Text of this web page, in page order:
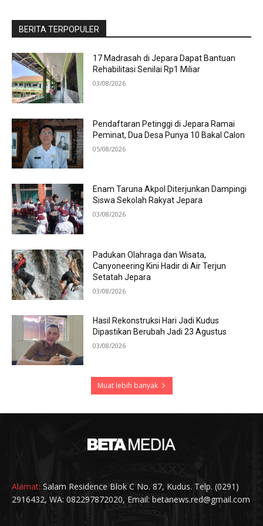
BERITA TERPOPULER
17 Madrasah di Jepara Dapat Bantuan
Rehabilitasi Senilai Rp1 Miliar
03/08/2026
Pendaftaran Petinggi di Jepara Ramai
Peminat, Dua Desa Punya 10 Bakal Calon
05/08/2026
Enam Taruna Akpol Diterjunkan Dampingi
Siswa Sekolah Rakyat Jepara
03/08/2026
Padukan Olahraga dan Wisata,
Canyoneering Kini Hadir di Air Terjun
Setatah Jepara
03/08/2026
Hasil Rekonstruksi Hari Jadi Kudus
Dipastikan Berubah Jadi 23 Agustus
03/08/2026
Muat lebih banyak
Alamat: Salam Residence Blok C No. 87, Kudus. Telp. (0291)
2916432, WA: 082297872020, Email: betanews.red@gmail.com